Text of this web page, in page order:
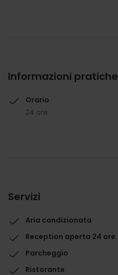
Informazioni pratiche
Orario
24 ore
Servizi
Aria condizionata
Reception aperta 24 ore
Parcheggio
Ristorante